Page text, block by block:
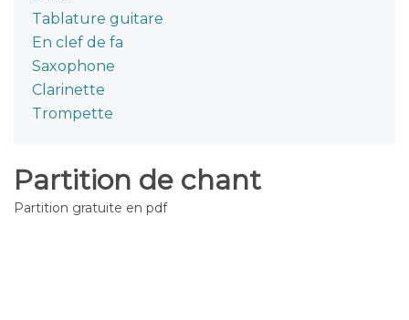
Tablature guitare
En clef de fa
Saxophone
Clarinette
Trompette
Partition de chant
Partition gratuite en pdf